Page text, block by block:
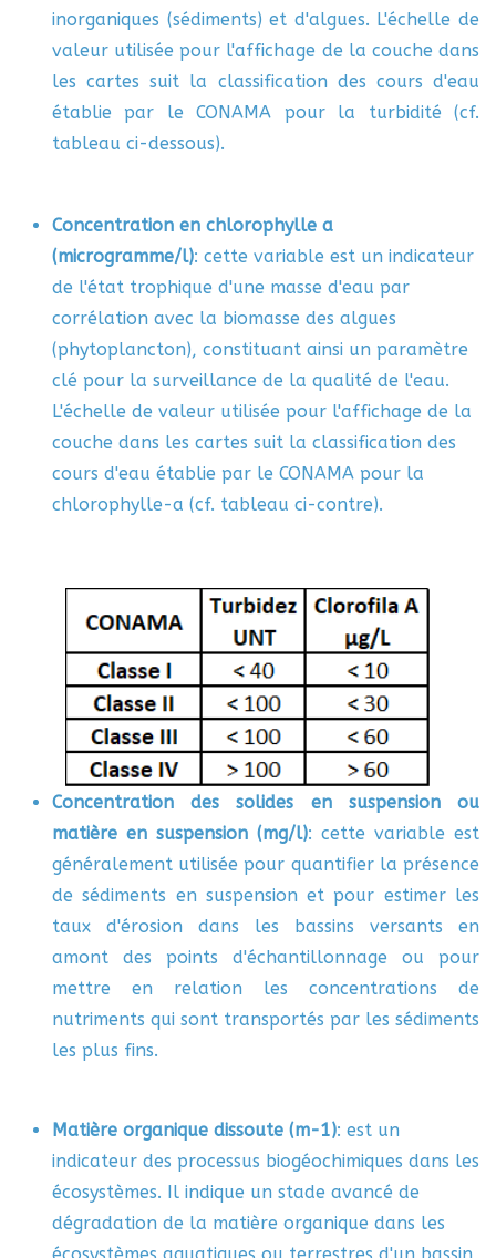
inorganiques (sédiments) et d'algues. L'échelle de
valeur utilisée pour l'affichage de la couche dans
les cartes suit la classification des cours d'eau
établie par le CONAMA pour la turbidité (cf.
tableau ci-dessous).
Concentration en chlorophylle a
(microgramme/l): cette variable est un indicateur
de l'état trophique d'une masse d'eau par
corrélation avec la biomasse des algues
(phytoplancton), constituant ainsi un paramètre
clé pour la surveillance de la qualité de l'eau.
L'échelle de valeur utilisée pour l'affichage de la
couche dans les cartes suit la classification des
cours d'eau établie par le CONAMA pour la
chlorophylle-a (cf. tableau ci-contre).
Concentration des solides en suspension ou
matière en suspension (mg/l): cette variable est
généralement utilisée pour quantifier la présence
de sédiments en suspension et pour estimer les
taux d'érosion dans les bassins versants en
amont des points d'échantillonnage ou pour
mettre en relation les concentrations de
nutriments qui sont transportés par les sédiments
les plus fins.
Matière organique dissoute (m-1): est un
indicateur des processus biogéochimiques dans les
écosystèmes. Il indique un stade avancé de
dégradation de la matière organique dans les
écosystèmes aquatiques ou terrestres d'un bassin